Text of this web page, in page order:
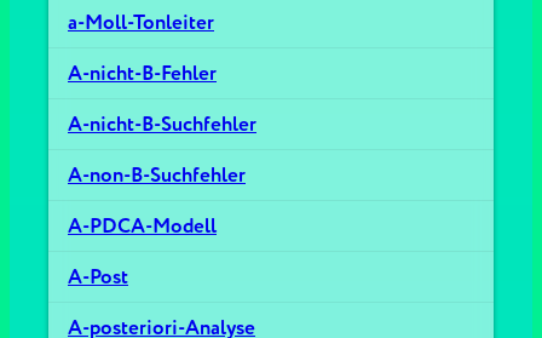
a-Moll-Tonleiter
A-nicht-B-Fehler
A-nicht-B-Suchfehler
A-non-B-Suchfehler
A-PDCA-Modell
A-Post
A-posteriori-Analyse